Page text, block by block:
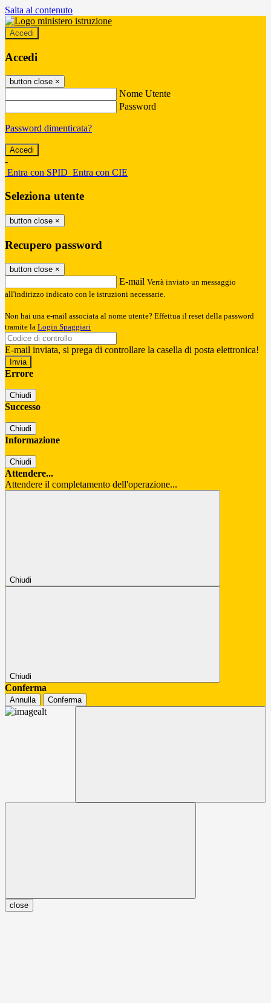
Salta al contenuto
Accedi
Accedi
button close ×
Nome Utente
Password
Password dimenticata?
-
Entra con SPID Entra con CIE
Seleziona utente
button close ×
Recupero password
button close ×
E-mail Verrà inviato un messaggio
all'indirizzo indicato con le istruzioni necessarie.
Non hai una e-mail associata al nome utente? Effettua il reset della password
tramite la Login Spaggiari
E-mail inviata, si prega di controllare la casella di posta elettronica!
Errore
Chiudi
Successo
Chiudi
Informazione
Chiudi
Attendere...
Attendere il completamento dell'operazione...
Chiudi
Chiudi
Conferma
Annulla Conferma
close